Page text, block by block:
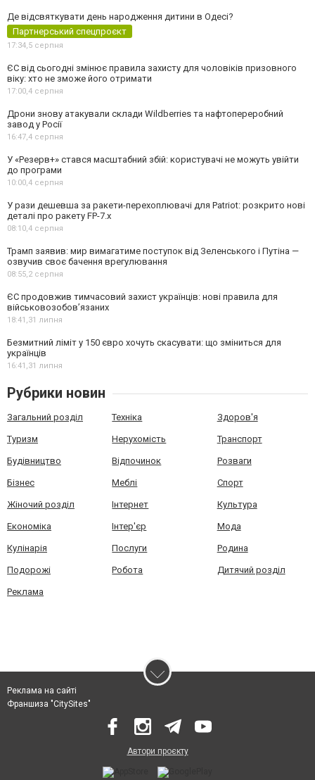
Де відсвяткувати день народження дитини в Одесі?
Партнерський спецпроєкт
17:34,5 серпня
ЄС від сьогодні змінює правила захисту для чоловіків призовного
віку: хто не зможе його отримати
17:00,4 серпня
Дрони знову атакували склади Wildberries та нафтопереробний
завод у Росії
16:47,4 серпня
У «Резерв+» стався масштабний збій: користувачі не можуть увійти
до програми
10:00,4 серпня
У рази дешевша за ракети-перехоплювачі для Patriot: розкрито нові
деталі про ракету FP-7.x
08:10,4 серпня
Трамп заявив: мир вимагатиме поступок від Зеленського і Путіна —
озвучив своє бачення врегулювання
08:55,2 серпня
ЄС продовжив тимчасовий захист українців: нові правила для
військовозобов’язаних
18:41,31 липня
Безмитний ліміт у 150 євро хочуть скасувати: що зміниться для
українців
16:41,31 липня
Рубрики новин
Загальний розділ Техніка Здоров'я
Туризм Нерухомість Транспорт
Будівництво Відпочинок Розваги
Бізнес Меблі Спорт
Жіночий розділ Інтернет Культура
Економіка Інтер'єр Мода
Кулінарія Послуги Родина
Подорожі Робота Дитячий розділ
Реклама
Реклама на сайті
Франшиза "CitySites"
Автори проєкту